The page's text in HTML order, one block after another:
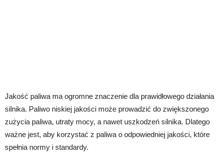
Jakość paliwa ma ogromne znaczenie dla prawidłowego działania
silnika. Paliwo niskiej jakości może prowadzić do zwiększonego
zużycia paliwa, utraty mocy, a nawet uszkodzeń silnika. Dlatego
ważne jest, aby korzystać z paliwa o odpowiedniej jakości, które
spełnia normy i standardy.